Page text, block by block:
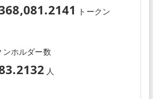
トークン
ンホルダー数
人